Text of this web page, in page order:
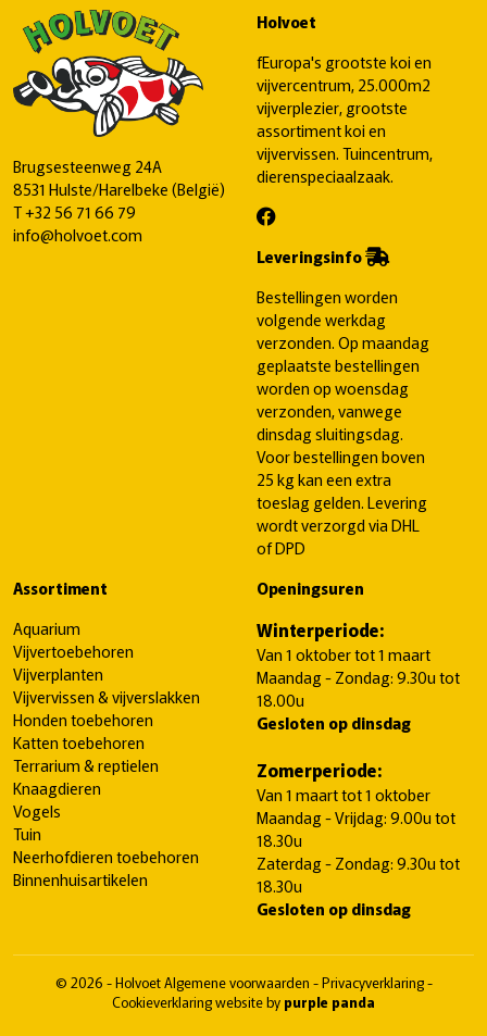
Brugsesteenweg 24A
8531 Hulste/Harelbeke (België)
T+32 56 71 66 79
info@holvoet.com
Holvoet
fEuropa's grootste koi en
vijvercentrum, 25.000m2
vijverplezier, grootste
assortiment koi en
vijvervissen. Tuincentrum,
dierenspeciaalzaak.
Leveringsinfo
Bestellingen worden
volgende werkdag
verzonden. Op maandag
geplaatste bestellingen
worden op woensdag
verzonden, vanwege
dinsdag sluitingsdag.
Voor bestellingen boven
25 kg kan een extra
toeslag gelden. Levering
wordt verzorgd via DHL
of DPD
Assortiment
Aquarium
Vijvertoebehoren
Vijverplanten
Vijvervissen & vijverslakken
Honden toebehoren
Katten toebehoren
Terrarium & reptielen
Knaagdieren
Vogels
Tuin
Neerhofdieren toebehoren
Binnenhuisartikelen
Openingsuren
Winterperiode:
Van 1 oktober tot 1 maart
Maandag - Zondag: 9.30u tot
18.00u
Gesloten op dinsdag
Zomerperiode:
Van 1 maart tot 1 oktober
Maandag - Vrijdag: 9.00u tot
18.30u
Zaterdag - Zondag: 9.30u tot
18.30u
Gesloten op dinsdag
© 2026 - HolvoetAlgemene voorwaarden -Privacyverklaring-
Cookieverklaringwebsite by purple panda